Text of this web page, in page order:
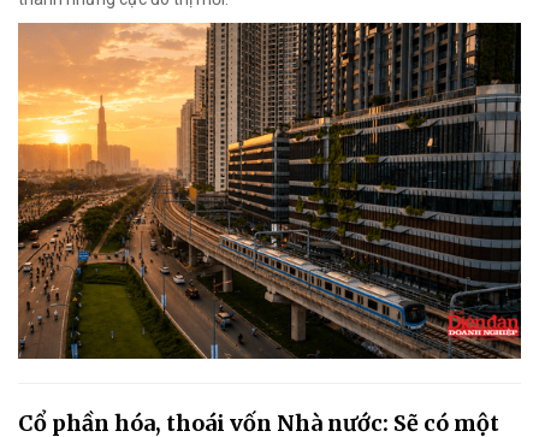
Cổ phần hóa, thoái vốn Nhà nước: Sẽ có một